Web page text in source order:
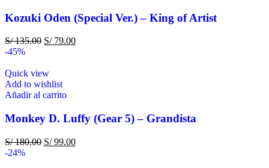
Kozuki Oden (Special Ver.) – King of Artist
S/135.00 S/79.00
-45%
Quick view
Add to wishlist
Añadir al carrito
Monkey D. Luffy (Gear 5) – Grandista
S/180.00 S/99.00
-24%